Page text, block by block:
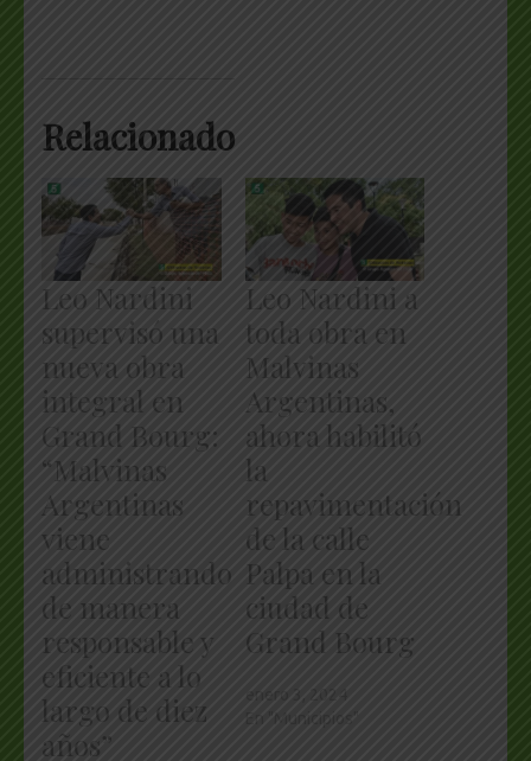
Relacionado
Leo Nardini
supervisó una
nueva obra
integral en
Grand Bourg:
“Malvinas
Argentinas
viene
administrando
de manera
responsable y
eficiente a lo
largo de diez
años”
Leo Nardini a
toda obra en
Malvinas
Argentinas,
ahora habilitó
la
repavimentación
de la calle
Palpa en la
ciudad de
Grand Bourg